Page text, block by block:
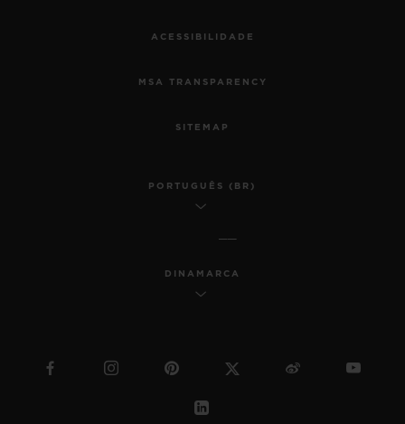
ACESSIBILIDADE
MSA TRANSPARENCY
SITEMAP
PORTUGUÊS (BR)
DINAMARCA